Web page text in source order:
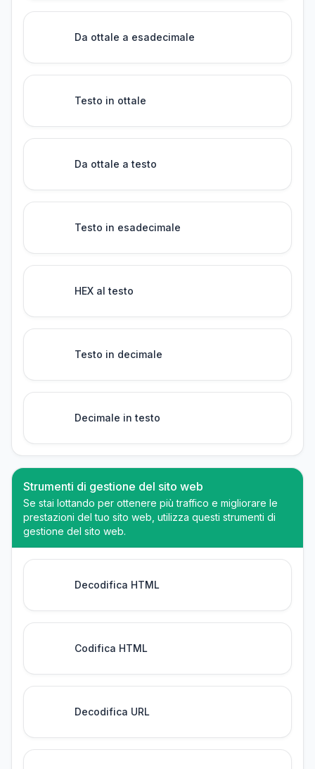
Da ottale a esadecimale
Testo in ottale
Da ottale a testo
Testo in esadecimale
HEX al testo
Testo in decimale
Decimale in testo
Strumenti di gestione del sito web
Se stai lottando per ottenere più traffico e migliorare le
prestazioni del tuo sito web, utilizza questi strumenti di
gestione del sito web.
Decodifica HTML
Codifica HTML
Decodifica URL